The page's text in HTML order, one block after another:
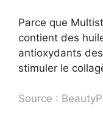
Parce que
contient des
antioxydants
stimuler le
Source :